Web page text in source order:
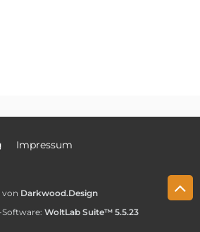
Impressum
von Darkwood.Design
WoltLab Suite™ 5.5.23